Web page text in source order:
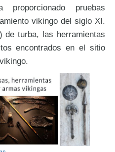
proporcionado pruebas
vikingo del siglo XI.
de turba, las herramientas
encontrados en el sitio